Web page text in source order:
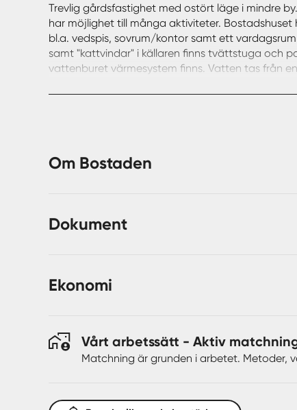
Trevlig gårdsfastighet med ostört läge i mindre
har möjlighet till många aktiviteter.
bl.a. vedspis, sovrum/kontor samt ett
samt "kattvindar" i källaren finns tvättstuga och
vattenburet värmesystem finns. Vatten tas från
7.238 kvm finns ytterligare byggnader såsom
höloft. 1-plans uthusbyggnad i timmer inr.: F..d.
Om Bostaden
Dokument
Ekonomi
Vårt arbetssätt - Aktiv
Matchning är grunden i arbetet. Metoder,